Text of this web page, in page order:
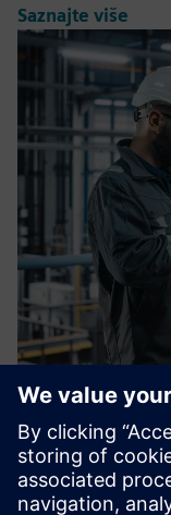
Saznajte više
OT Blueprint
Brže uvođenje,
puštanju u živo. OT
Siemens/Entiretec